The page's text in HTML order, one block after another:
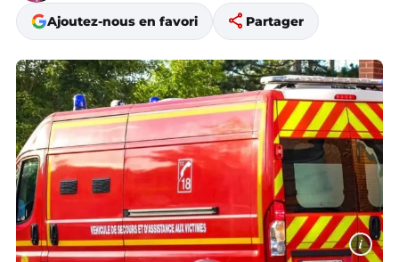
Ajoutez-nous en favori share Partager
i